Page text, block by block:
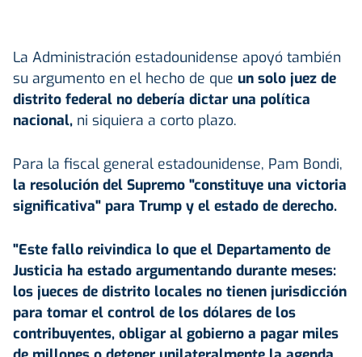
La Administración estadounidense apoyó también
su argumento en el hecho de que un solo juez de
distrito federal no debería dictar una política
nacional, ni siquiera a corto plazo.
Para la fiscal general estadounidense, Pam Bondi,
la resolución del Supremo "constituye una victoria
significativa" para Trump y el estado de derecho.
"Este fallo reivindica lo que el Departamento de
Justicia ha estado argumentando durante meses:
los jueces de distrito locales no tienen jurisdicción
para tomar el control de los dólares de los
contribuyentes, obligar al gobierno a pagar miles